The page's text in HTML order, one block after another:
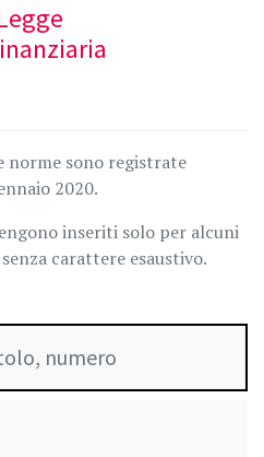
norme sono registrate
2020.
inseriti solo per alcuni
carattere esaustivo.